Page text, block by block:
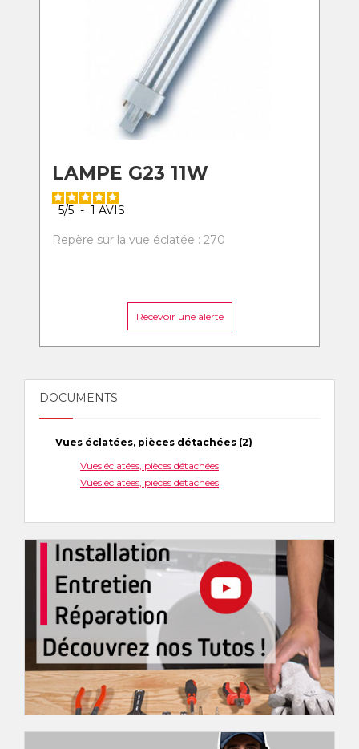
LAMPE G23 11W
5/5 - 1 AVIS
Repère sur la vue éclatée : 270
Recevoir une alerte
DOCUMENTS
Vues éclatées, pièces détachées (2)
Vues éclatées, pièces détachées
Vues éclatées, pièces détachées